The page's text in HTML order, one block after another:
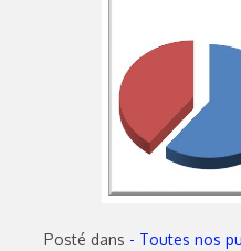
Posté dans - Toutes nos